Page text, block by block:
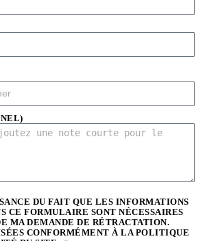
DU FAIT QUE LES INFORMATIONS
CE FORMULAIRE SONT NÉCESSAIRES
MA DEMANDE DE RÉTRACTATION.
CONFORMÉMENT À LA POLITIQUE